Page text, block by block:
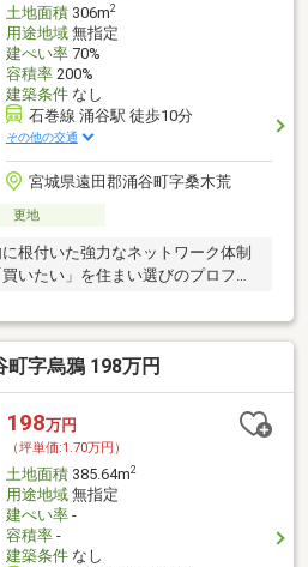
土地面積306m2
用途地域無指定
建ぺい率70%
容積率200%
建築条件なし
石巻線 涌谷駅 徒歩10分
その他の交通
宮城県遠田郡涌谷町字桑木荒
更地
根付いた強力なネットワーク体制
いたい」を住まい選びのプロフェ
字烏鴉 198万円
198万円
（坪単価:1.70万円）
土地面積385.64m2
用途地域無指定
建ぺい率-
容積率-
建築条件なし